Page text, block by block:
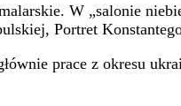
malarskie. W „salonie
Portret
prace z okresu